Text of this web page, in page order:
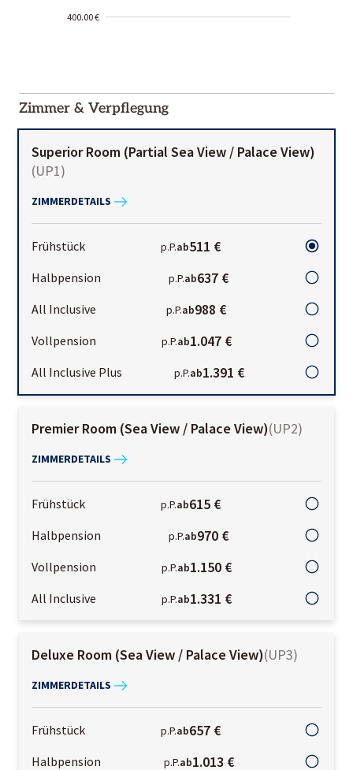
400.00 €
01-02
Zimmer & Verpflegung
Superior Room (Partial Sea View / Palace View)
(UP1)
ZIMMERDETAILS
Frühstück p.P.ab511 €
Halbpension p.P.ab637 €
All Inclusive p.P.ab988 €
Vollpension p.P.ab1.047 €
All Inclusive Plus p.P.ab1.391 €
Premier Room (Sea View / Palace View)(UP2)
ZIMMERDETAILS
Frühstück p.P.ab615 €
Halbpension p.P.ab970 €
Vollpension p.P.ab1.150 €
All Inclusive p.P.ab1.331 €
Deluxe Room (Sea View / Palace View)(UP3)
ZIMMERDETAILS
Frühstück p.P.ab657 €
Halbpension p.P.ab1.013 €